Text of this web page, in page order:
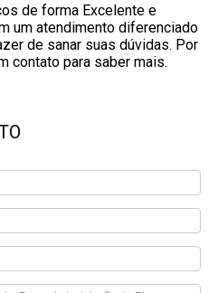
de forma Excelente e
um atendimento diferenciado
de sanar suas dúvidas. Por
contato para saber mais.